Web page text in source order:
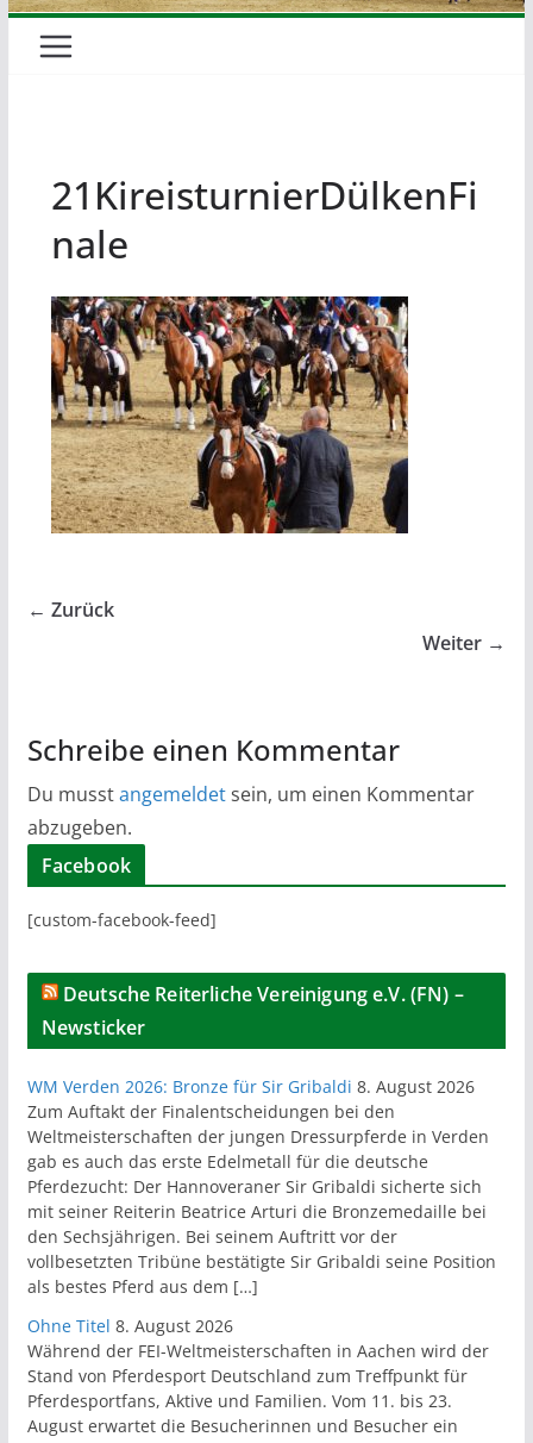
21KireisturnierDülkenFi
nale
← Zurück
Weiter →
Schreibe einen Kommentar
Du musstangemeldetsein, um einen Kommentar
abzugeben.
Facebook
[custom-facebook-feed]
Deutsche Reiterliche Vereinigung e.V. (FN) –
Newsticker
WM Verden 2026: Bronze für Sir Gribaldi 8. August 2026
Zum Auftakt der Finalentscheidungen bei den
Weltmeisterschaften der jungen Dressurpferde in Verden
gab es auch das erste Edelmetall für die deutsche
Pferdezucht: Der Hannoveraner Sir Gribaldi sicherte sich
mit seiner Reiterin Beatrice Arturi die Bronzemedaille bei
den Sechsjährigen. Bei seinem Auftritt vor der
vollbesetzten Tribüne bestätigte Sir Gribaldi seine Position
als bestes Pferd aus dem […]
Ohne Titel 8. August 2026
Während der FEI-Weltmeisterschaften in Aachen wird der
Stand von Pferdesport Deutschland zum Treffpunkt für
Pferdesportfans, Aktive und Familien. Vom 11. bis 23.
August erwartet die Besucherinnen und Besucher ein